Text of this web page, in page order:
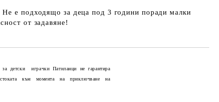
е подходящо за деца под 3 години поради малки
от задавяне!
за детски играчки Патиланци не гарантира
към момента на приключване на